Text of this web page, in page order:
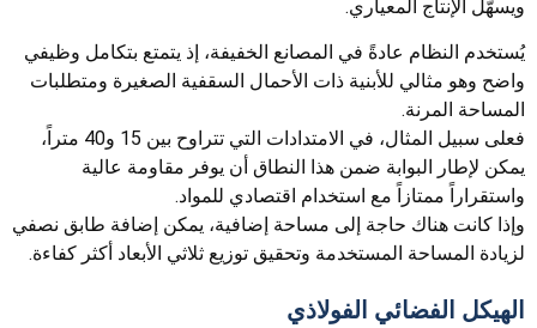
ويسهّل الإنتاج المعياري.
يُستخدم النظام عادةً في المصانع الخفيفة، إذ يتمتع بتكامل وظيفي
واضح وهو مثالي للأبنية ذات الأحمال السقفية الصغيرة ومتطلبات
المساحة المرنة.
فعلى سبيل المثال، في الامتدادات التي تتراوح بين 15 و40 متراً،
يمكن لإطار البوابة ضمن هذا النطاق أن يوفر مقاومة عالية
واستقراراً ممتازاً مع استخدام اقتصادي للمواد.
وإذا كانت هناك حاجة إلى مساحة إضافية، يمكن إضافة طابق نصفي
لزيادة المساحة المستخدمة وتحقيق توزيع ثلاثي الأبعاد أكثر كفاءة.
الهيكل الفضائي الفولاذي